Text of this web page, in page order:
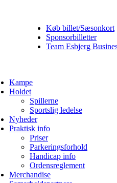
Køb billet/Sæsonkort
Sponsorbilletter
Team Esbjerg
Kampe
Holdet
Spillerne
Sportslig ledelse
Nyheder
Praktisk info
Priser
Parkeringsforhold
Handicap info
Ordensreglement
Merchandise